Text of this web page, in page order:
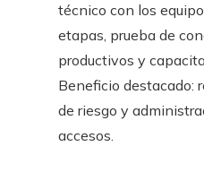
técnico con los
etapas, prueba de
productivos y
Beneficio destacado:
de riesgo y
accesos.